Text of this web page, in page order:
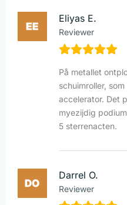
Eliyas E.
Reviewer
På metallet
schuimroller,
accelerator. Det
myezijdig
5 sterrenacten.
Darrel O.
Reviewer